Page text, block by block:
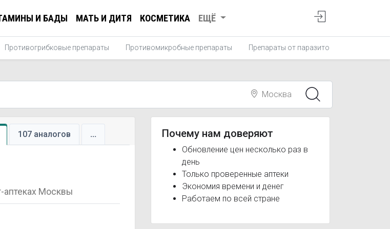
И БАДЫ МАТЬ И ДИТЯ КОСМЕТИКА ЕЩЁ
Противогрибковые препараты Противомикробные препараты Препараты от паразитов
Москва
107 аналогов ...
аптеках Москвы
Почему нам доверяют
Обновление цен несколько раз в
день
Только проверенные аптеки
Экономия времени и денег
Работаем по всей стране